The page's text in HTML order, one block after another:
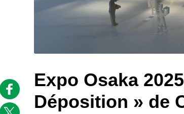
Expo Osaka
Déposition » de